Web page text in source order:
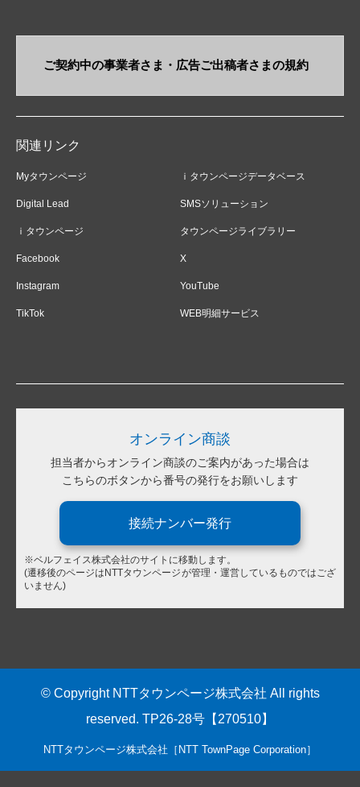
ご契約中の事業者さま・​広告ご出稿者さまの規約
関連リンク
Myタウンページ ｉタウンページデータベース
Digital Lead SMSソリューション
ｉタウンページ タウンページライブラリー
Facebook X
Instagram YouTube
TikTok WEB明細サービス
オンライン商談
担当者からオンライン商談のご案内があった場合は
こちらのボタンから番号の発行をお願いします
接続ナンバー発行
※ベルフェイス株式会社のサイトに移動します。
(遷移後のページはNTTタウンページが管理・運営しているものではござ
いません)
© Copyright NTTタウンページ株式会社 All rights
reserved. TP26-28号【270510】
NTTタウンページ株式会社［NTT TownPage Corporation］